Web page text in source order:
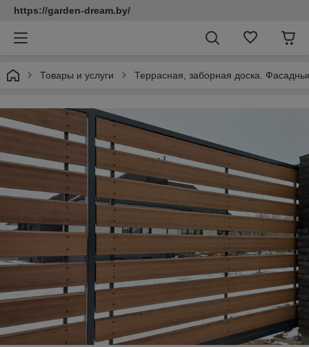
https://garden-dream.by/
Товары и услуги Террасная, заборная доска.